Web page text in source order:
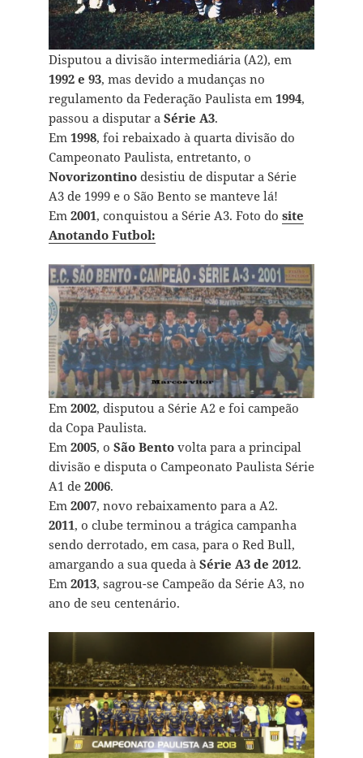
Disputou a divisão intermediária (A2), em
1992 e 93, mas devido a mudanças no
regulamento da Federação Paulista em 1994,
passou a disputar a Série A3.
Em 1998, foi rebaixado à quarta divisão do
Campeonato Paulista, entretanto, o
Novorizontinodesistiu de disputar a Série
A3 de 1999 e o São Bento se manteve lá!
Em 2001, conquistou a Série A3. Foto do site
Anotando Futbol:
Em 2002, disputou a Série A2 e foi campeão
da Copa Paulista.
Em 2005, o São Bentovolta para a principal
divisão e disputa o Campeonato Paulista Série
A1 de 2006.
Em 2007, novo rebaixamento para a A2.
2011, o clube terminou a trágica campanha
sendo derrotado, em casa, para o Red Bull,
amargando a sua queda à Série A3 de 2012.
Em 2013, sagrou-se Campeão da Série A3, no
ano de seu centenário.